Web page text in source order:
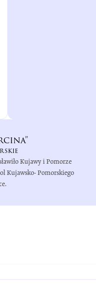
Kujawy i Pomorze
Kujawsko- Pomorskiego